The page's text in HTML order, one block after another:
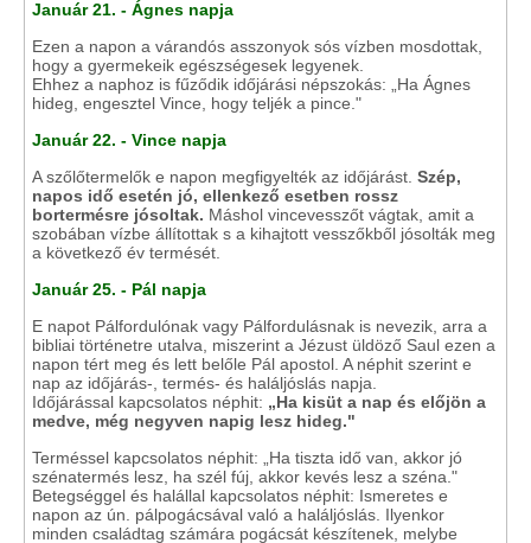
Január 21. - Ágnes napja
Ezen a napon a várandós asszonyok sós vízben mosdottak,
hogy a gyermekeik egészségesek legyenek.
Ehhez a naphoz is fűződik időjárási népszokás: „Ha Ágnes
hideg, engesztel Vince, hogy teljék a pince."
Január 22. - Vince napja
A szőlőtermelők e napon megfigyelték az időjárást. Szép,
napos idő esetén jó, ellenkező esetben rossz
bortermésre jósoltak. Máshol vincevesszőt vágtak, amit a
szobában vízbe állítottak s a kihajtott vesszőkből jósolták meg
a következő év termését.
Január 25. - Pál napja
E napot Pálfordulónak vagy Pálfordulásnak is nevezik, arra a
bibliai történetre utalva, miszerint a Jézust üldöző Saul ezen a
napon tért meg és lett belőle Pál apostol. A néphit szerint e
nap az időjárás-, termés- és haláljóslás napja.
Időjárással kapcsolatos néphit: „Ha kisüt a nap és előjön a
medve, még negyven napig lesz hideg."
Terméssel kapcsolatos néphit: „Ha tiszta idő van, akkor jó
szénatermés lesz, ha szél fúj, akkor kevés lesz a széna."
Betegséggel és halállal kapcsolatos néphit: Ismeretes e
napon az ún. pálpogácsával való a haláljóslás. Ilyenkor
minden családtag számára pogácsát készítenek, melybe